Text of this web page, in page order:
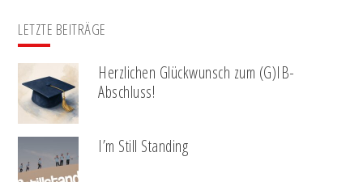
LETZTE BEITRÄGE
Herzlichen Glückwunsch zum (G)IB-
Abschluss!
I’m Still Standing